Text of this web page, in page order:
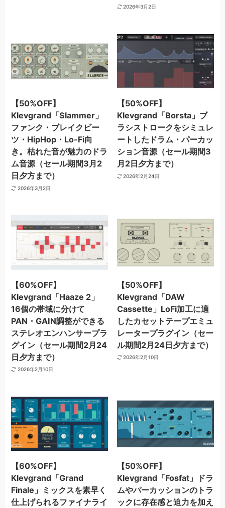
2026年3月2日
【50%OFF】
Klevgrand「Slammer」
ファンク・ブレイクビー
ツ・HipHop・Lo-Fi向
き。枯れた音が魅力のドラ
ム音源（セール期間3月2
日夕方まで）
2026年3月2日
【50%OFF】
Klevgrand「Borsta」ブ
ラシストロークをシミュレ
ートしたドラム・パーカッ
ション音源（セール期間3
月2日夕方まで）
2026年2月24日
【60%OFF】
Klevgrand「Haaze 2」
16個の帯域に分けて
PAN・GAIN調整ができる
ステレオエンハンサープラ
グイン（セール期間2月24
日夕方まで）
2026年2月10日
【50%OFF】
Klevgrand「DAW
Cassette」LoFi加工に適
したカセットテープエミュ
レータープラグイン（セー
ル期間2月24日夕方まで）
2026年2月10日
【60%OFF】
Klevgrand「Grand
Finale」ミックスを素早く
仕上げられるファイナライ
【50%OFF】
Klevgrand「Fosfat」ドラ
ムやパーカッションのトラ
ックに存在感と迫力を加え